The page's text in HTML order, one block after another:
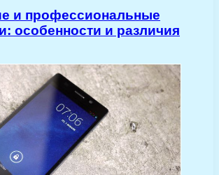
и профессиональные
особенности и различия